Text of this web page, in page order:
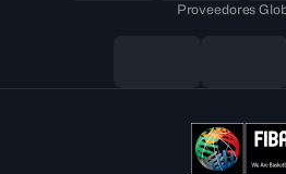
Proveedores